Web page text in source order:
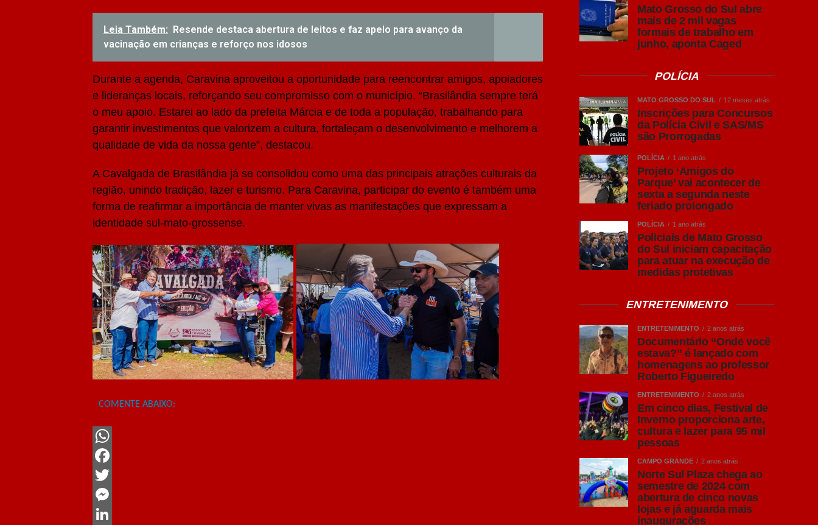
Leia Também:
Resende destaca abertura de leitos e faz apelo para avanço da
vacinação em crianças e reforço nos idosos
Durante a agenda, Caravina aproveitou a oportunidade para reencontrar amigos, apoiadores
e lideranças locais, reforçando seu compromisso com o município. “Brasilândia sempre terá
o meu apoio. Estarei ao lado da prefeita Márcia e de toda a população, trabalhando para
garantir investimentos que valorizem a cultura, fortaleçam o desenvolvimento e melhorem a
qualidade de vida da nossa gente”, destacou.
A Cavalgada de Brasilândia já se consolidou como uma das principais atrações culturais da
região, unindo tradição, lazer e turismo. Para Caravina, participar do evento é também uma
forma de reafirmar a importância de manter vivas as manifestações que expressam a
identidade sul-mato-grossense.
COMENTE ABAIXO:
WhatsApp
Facebook
Twitter
Messenger
Mato Grosso do Sul abre
mais de 2 mil vagas
formais de trabalho em
junho, aponta Caged
POLÍCIA
MATO GROSSO DO SUL 12 meses atrás
Inscrições para Concursos
da Polícia Civil e SAS/MS
são Prorrogadas
POLÍCIA 1 ano atrás
Projeto ‘Amigos do
Parque’ vai acontecer de
sexta a segunda neste
feriado prolongado
POLÍCIA 1 ano atrás
Policiais de Mato Grosso
do Sul iniciam capacitação
para atuar na execução de
medidas protetivas
ENTRETENIMENTO
ENTRETENIMENTO 2 anos atrás
Documentário “Onde você
estava?” é lançado com
homenagens ao professor
Roberto Figueiredo
ENTRETENIMENTO 2 anos atrás
Em cinco dias, Festival de
Inverno proporciona arte,
cultura e lazer para 95 mil
pessoas
CAMPO GRANDE 2 anos atrás
Norte Sul Plaza chega ao
semestre de 2024 com
abertura de cinco novas
lojas e já aguarda mais
inaugurações